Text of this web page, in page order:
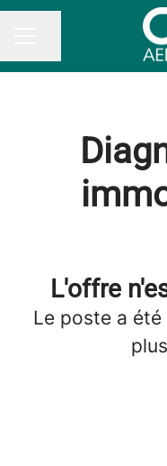
Partager la page
L'offre
Le poste a